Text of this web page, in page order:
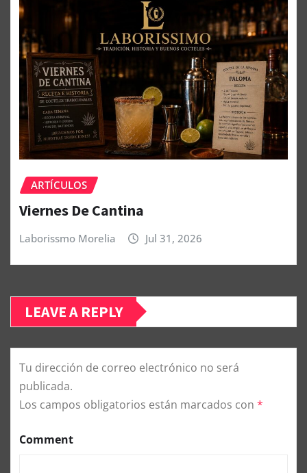
ARTÍCULOS
Viernes De Cantina
Laborissmo Morelia Jul 31, 2026
LEAVE A REPLY
Tu dirección de correo electrónico no será
publicada.
Los campos obligatorios están marcados con *
Comment